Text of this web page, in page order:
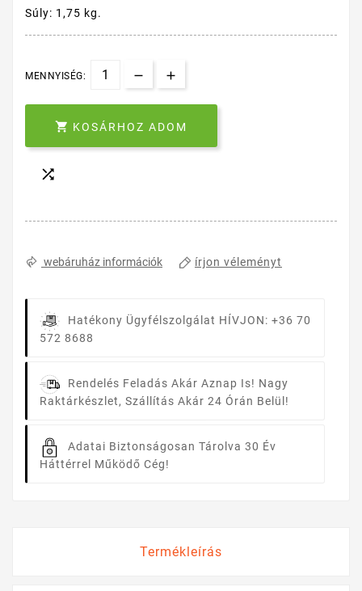
Súly: 1,75 kg.
MENNYISÉG:
 KOSÁRHOZ ADOM

webáruház információk írjon véleményt
Hatékony Ügyfélszolgálat HÍVJON: +36 70
572 8688
Rendelés Feladás Akár Aznap Is! Nagy
Raktárkészlet, Szállítás Akár 24 Órán Belül!
Adatai Biztonságosan Tárolva 30 Év
Háttérrel Működő Cég!
Termékleírás